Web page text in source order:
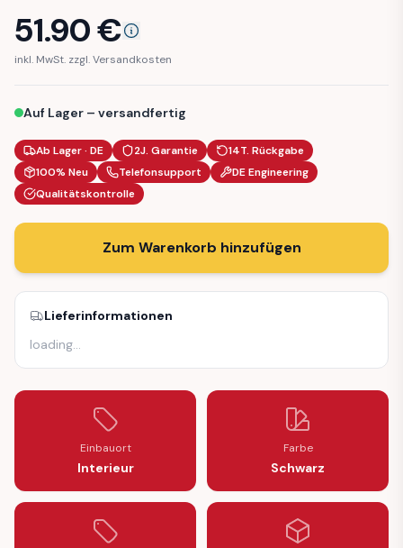
51.90€
inkl. MwSt. zzgl. Versandkosten
Auf Lager – versandfertig
Ab Lager · DE 2J. Garantie
14T. Rückgabe
100% Neu
Telefonsupport
DE Engineering
Qualitätskontrolle
Zum Warenkorb hinzufügen
Lieferinformationen
loading…
Einbauort
Interieur
Farbe
Schwarz